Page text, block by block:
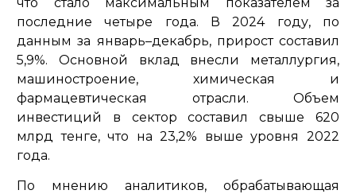
последние четыре года. В 2024 году, по
данным за январь–декабрь, прирост составил
5,9%. Основной вклад внесли металлургия,
машиностроение, химическая и
фармацевтическая отрасли. Объем
инвестиций в сектор составил свыше 620
млрд тенге, что на 23,2% выше уровня 2022
года.
По мнению аналитиков, обрабатывающая